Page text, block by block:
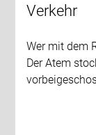
Verkehr
Wer mit dem
Der Atem